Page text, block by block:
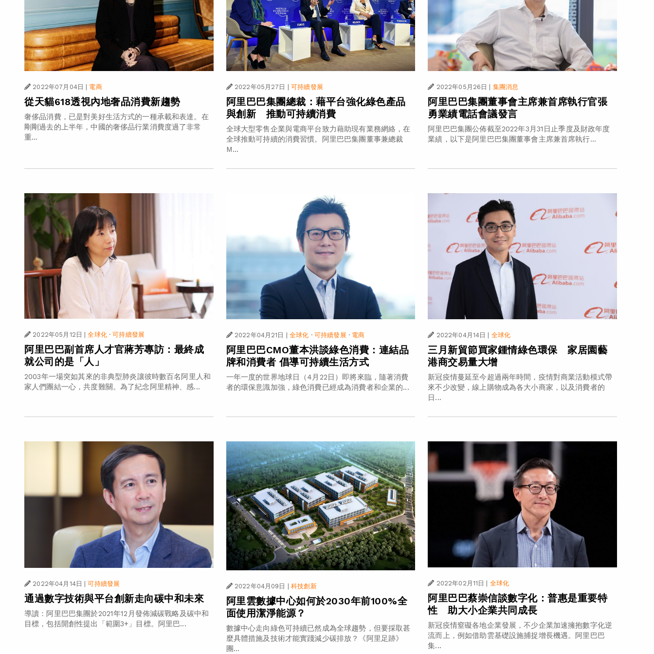
2022年07月04日 | 電商
從天貓618透視內地奢品消費新趨勢
奢侈品消費，已是對美好生活方式的一種承載和表達。在
剛剛過去的上半年，中國的奢侈品行業消費度過了非常
重...
2022年05月27日 可持續發展
阿里巴巴集團總裁：藉平台強化綠色產品
與創新 推動可持續消費
全球大型零售企業與電商平台致力藉助現有業務網絡，在
全球推動可持續的消費習慣。阿里巴巴集團董事兼總裁
M...
2022年05月26日 | 集團消息
阿里巴巴集團董事會主席兼首席執行官張
勇業績電話會議發言
阿里巴巴集團公佈截至2022年3月31日止季度及財政年度
業績，以下是阿里巴巴集團董事會主席兼首席執行...
2022年05月12日 全球化·可持續發展
阿里巴巴副首席人才官蔣芳專訪：最終成
就公司的是「人」
2003年一場突如其來的非典型肺炎讓彼時數百名阿里人和
家人們團結一心，共度難關。為了紀念阿里精神、感...
2022年04月21日 | 全球化 · 可持續發展 · 電商
阿里巴巴CMO董本洪談綠色消費：連結品
牌和消費者 倡導可持續生活方式
一年一度的世界地球日（4月22日）即將來臨，隨著消費
者的環保意識加強，綠色消費已經成為消費者和企業的...
2022年04月14日 全球化
三月新貿節買家鍾情綠色環保 家居園藝
港商交易量大增
新冠疫情蔓延至今超過兩年時間，疫情對商業活動模式帶
來不少改變，線上購物成為各大小商家，以及消費者的
日...
2022年04月14日 可持續發展
通過數字技術與平台創新走向碳中和未來
導讀：阿里巴巴集團於2021年12月發佈減碳戰略及碳中和
目標，包括開創性提出「範圍3+」目標。阿里巴...
2022年04月09日 科技創新
阿里雲數據中心如何於2030年前100%全
面使用潔淨能源？
數據中心走向綠色可持續已然成為全球趨勢，但要採取甚
麼具體措施及技術才能實踐減少碳排放？《阿里足跡》
團...
2022年02月11日 全球化
阿里巴巴蔡崇信談數字化：普惠是重要特
性 助大小企業共同成長
新冠疫情窒礙各地企業發展，不少企業加速擁抱數字化逆
流而上，例如借助雲基礎設施捕捉增長機遇。阿里巴巴
集...